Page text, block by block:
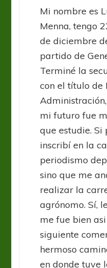
Mi nombre es
Menna, tengo
de diciembre
partido de
Terminé la
con el título de
mi futuro fue
que estudie. Si
inscribí en la
periodismo
sino que me
realizar la
agrónomo. Sí,
me fue bien
siguiente
hermoso
en donde tuve